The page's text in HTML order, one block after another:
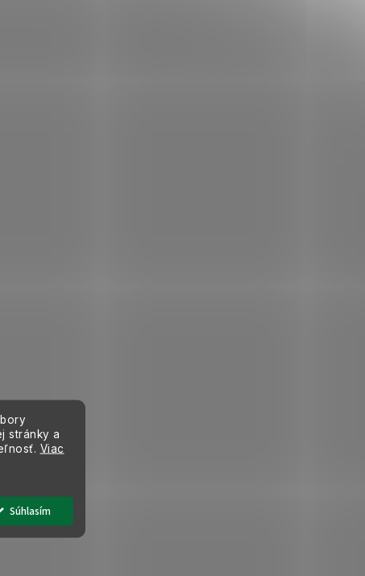
stránky a
Viac
Súhlasím